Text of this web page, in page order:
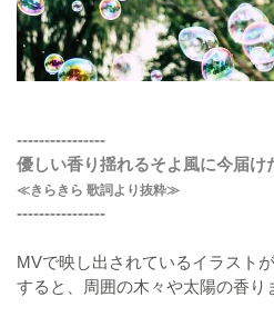
----------------
優しい香り揺れるそよ風に今届け
≪きらきら 歌詞より抜粋≫
----------------
MVで映し出されているイラスト
すると、周囲の木々や太陽の香り